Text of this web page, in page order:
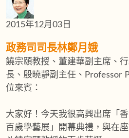
2015年12月03日
政務司司長林鄭月娥
饒宗頤教授、董建華副主席、
長、殷曉靜副主任、Professor
位來賓：
大家好！今天我很高興出席「
百歲學藝展」開幕典禮，與在